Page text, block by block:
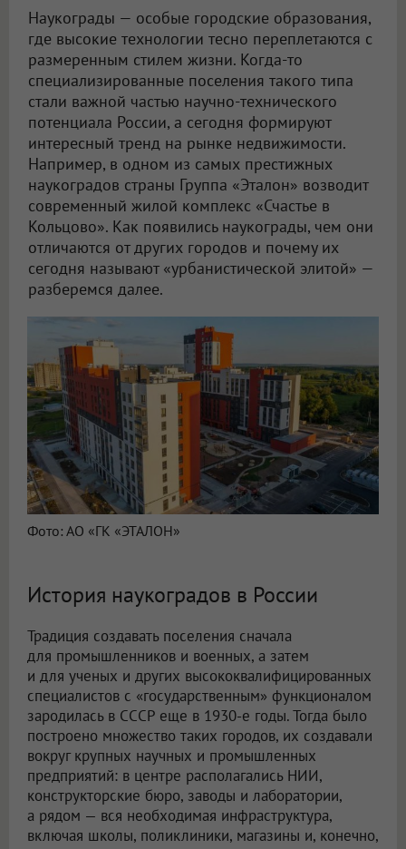
Наукограды — особые городские образования,
где высокие технологии тесно переплетаются с
размеренным стилем жизни. Когда-то
специализированные поселения такого типа
стали важной частью научно-технического
потенциала России, а сегодня формируют
интересный тренд на рынке недвижимости.
Например, в одном из самых престижных
наукоградов страны Группа «Эталон» возводит
современный жилой комплекс «Счастье в
Кольцово». Как появились наукограды, чем они
отличаются от других городов и почему их
сегодня называют «урбанистической элитой» —
разберемся далее.
Фото: АО «ГК «ЭТАЛОН»
История наукоградов в России
Традиция создавать поселения сначала
для промышленников и военных, а затем
и для ученых и других высококвалифицированных
специалистов с «государственным» функционалом
зародилась в СССР еще в 1930-е годы. Тогда было
построено множество таких городов, их создавали
вокруг крупных научных и промышленных
предприятий: в центре располагались НИИ,
конструкторские бюро, заводы и лаборатории,
а рядом — вся необходимая инфраструктура,
включая школы, поликлиники, магазины и, конечно,